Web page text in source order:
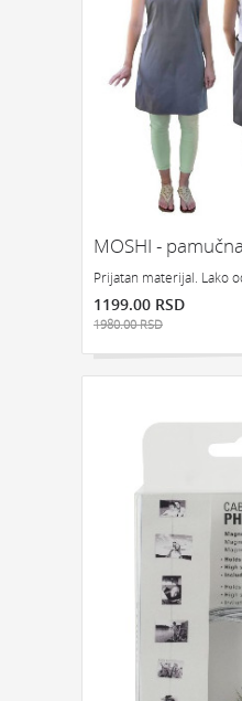
MOSHI -
Prijatan materijal. Lako
1199.00 RSD
1980.00 RSD